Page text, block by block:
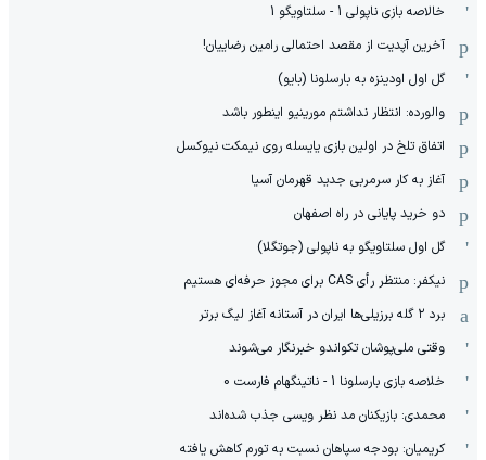
خالاصه بازی ناپولی 1 - سلتاویگو 1
آخرین آپدیت از مقصد احتمالی رامین رضاییان!
گل اول اودینزه به بارسلونا (بایو)
والورده: انتظار نداشتم مورینیو اینطور باشد
اتفاق تلخ در اولین بازی یایسله روی نیمکت نیوکسل
آغاز به کار سرمربی جدید قهرمان آسیا
دو خرید پایانی در راه اصفهان
گل اول سلتاویگو به ناپولی (جوتگلا)
نیکفر: منتظر رأی CAS برای مجوز حرفه‌ای هستیم
برد ۲ گله برزیلی‌ها ایران در آستانه آغاز لیگ برتر
وقتی ملی‌پوشان تکواندو خبرنگار می‌شوند
خلاصه بازی بارسلونا 1 - ناتینگهام فارست 0
محمدی: بازیکنان مد نظر ویسی جذب شده‌اند
کریمیان: بودجه سپاهان نسبت به تورم کاهش یافته